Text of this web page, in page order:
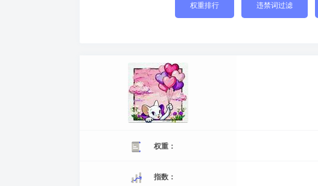
权重排行 违禁词过滤
权重：
指数：